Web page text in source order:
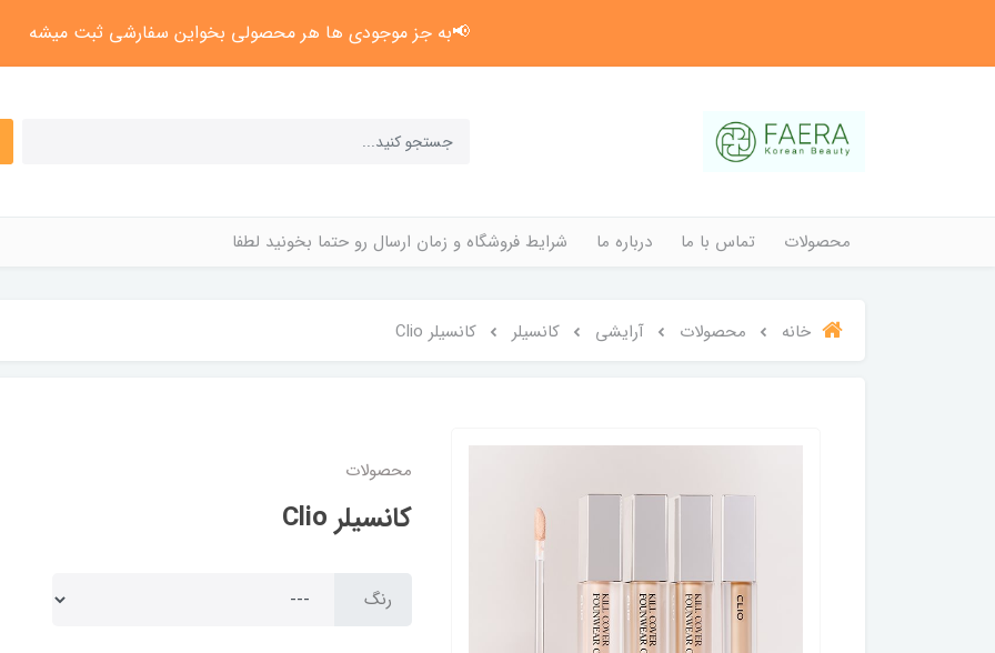
📢به جز موجودی ها هر محصولی بخواین سفارشی ثبت میشه
محصولات تماس با ما درباره ما شرایط فروشگاه و زمان ارسال رو حتما بخونید لطفا
خانه محصولات آرایشی کانسیلر کانسیلر Clio
محصولات
کانسیلر Clio
رنگ